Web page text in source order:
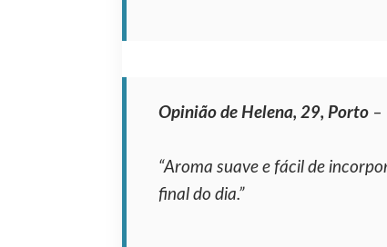
Opinião de Helena, 29, Porto–
“Aroma suave e fácil de
final do dia.”